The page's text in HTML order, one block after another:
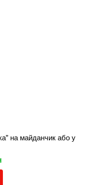
на майданчик або у